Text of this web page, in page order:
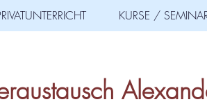
KURSE /